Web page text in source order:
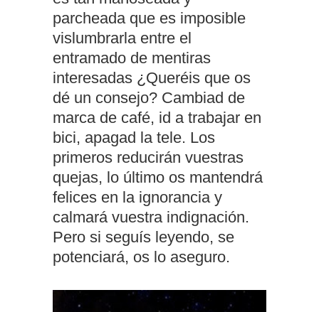
parcheada que es imposible
vislumbrarla entre el
entramado de mentiras
interesadas ¿Queréis que os
dé un consejo? Cambiad de
marca de café, id a trabajar en
bici, apagad la tele. Los
primeros reducirán vuestras
quejas, lo último os mantendrá
felices en la ignorancia y
calmará vuestra indignación.
Pero si seguís leyendo, se
potenciará, os lo aseguro.